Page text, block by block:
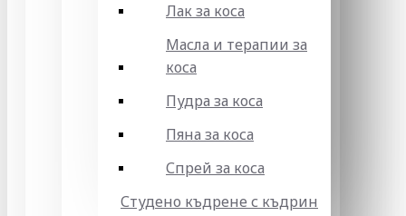
Лак за коса
Масла и терапии за
коса
Пудра за коса
Пяна за коса
Спрей за коса
Студено къдрене с къдрин